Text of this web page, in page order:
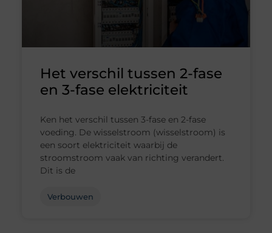
Het verschil tussen 2-fase
en 3-fase elektriciteit
Ken het verschil tussen 3-fase en 2-fase
voeding. De wisselstroom (wisselstroom) is
een soort elektriciteit waarbij de
stroomstroom vaak van richting verandert.
Dit is de
Verbouwen